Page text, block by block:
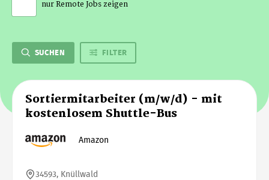
nur Remote Jobs zeigen
SUCHEN FILTER
Sortiermitarbeiter (m/w/d) - mit
kostenlosem Shuttle-Bus
Amazon
34593, Knüllwald